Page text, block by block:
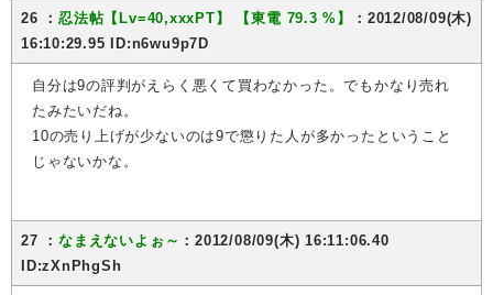
26 ：忍法帖【Lv=40,xxxPT】 【東電 79.3 %】
：2012/08/09(木)
16:10:29.95 ID:n6wu9p7D
自分は9の評判がえらく悪くて買わなかった。でもかなり売れ
たみたいだね。
10の売り上げが少ないのは9で懲りた人が多かったということ
じゃないかな。
27 ：なまえないよぉ～ ：2012/08/09(木) 16:11:06.40
ID:zXnPhgSh